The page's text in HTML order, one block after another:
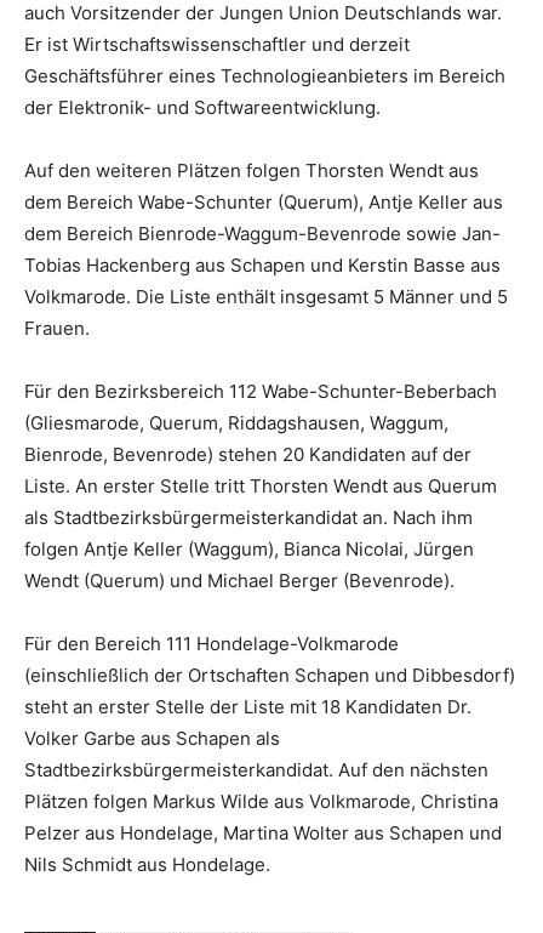
auch Vorsitzender der Jungen Union Deutschlands war.
Er ist Wirtschaftswissenschaftler und derzeit
Geschäftsführer eines Technologieanbieters im Bereich
der Elektronik- und Softwareentwicklung.
Auf den weiteren Plätzen folgen Thorsten Wendt aus
dem Bereich Wabe-Schunter (Querum), Antje Keller aus
dem Bereich Bienrode-Waggum-Bevenrode sowie Jan-
Tobias Hackenberg aus Schapen und Kerstin Basse aus
Volkmarode. Die Liste enthält insgesamt 5 Männer und 5
Frauen.
Für den Bezirksbereich 112 Wabe-Schunter-Beberbach
(Gliesmarode, Querum, Riddagshausen, Waggum,
Bienrode, Bevenrode) stehen 20 Kandidaten auf der
Liste. An erster Stelle tritt Thorsten Wendt aus Querum
als Stadtbezirksbürgermeisterkandidat an. Nach ihm
folgen Antje Keller (Waggum), Bianca Nicolai, Jürgen
Wendt (Querum) und Michael Berger (Bevenrode).
Für den Bereich 111 Hondelage-Volkmarode
(einschließlich der Ortschaften Schapen und Dibbesdorf)
steht an erster Stelle der Liste mit 18 Kandidaten Dr.
Volker Garbe aus Schapen als
Stadtbezirksbürgermeisterkandidat. Auf den nächsten
Plätzen folgen Markus Wilde aus Volkmarode, Christina
Pelzer aus Hondelage, Martina Wolter aus Schapen und
Nils Schmidt aus Hondelage.